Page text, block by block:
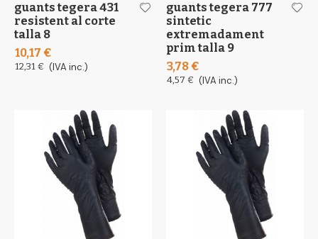
guants tegera 431
resistent al corte
talla 8
10,17 €
12,31 € (IVA inc.)
guants tegera 777
sintetic
extremadament
prim talla 9
3,78 €
4,57 € (IVA inc.)